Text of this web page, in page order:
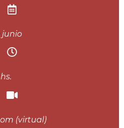
junio
(virtual)